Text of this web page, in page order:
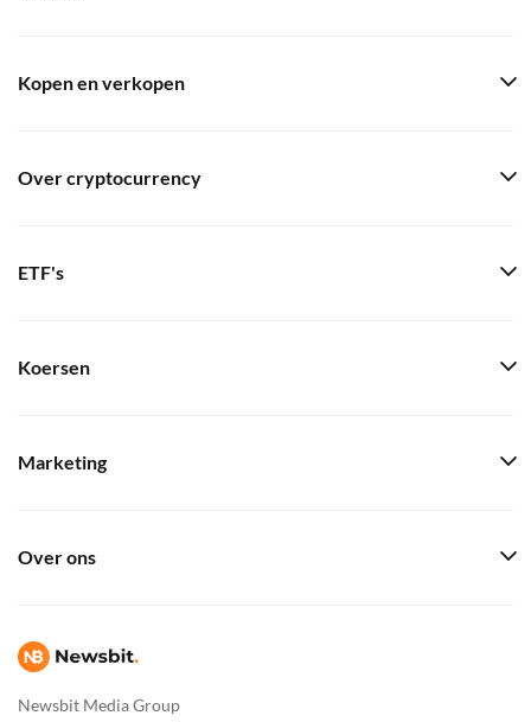
Newsbit Media Group
Kopen en verkopen
Over cryptocurrency
ETF's
Koersen
Marketing
Over ons